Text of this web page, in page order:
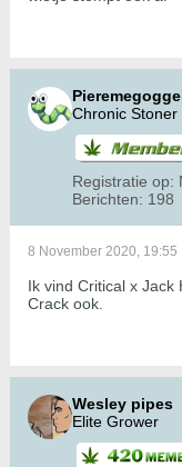
Chronic Stoner
Registratie op:
Berichten: 198
8 November 2020, 19:55
Ik vind Critical x Jack
Crack ook.
Wesley pipes
Elite Grower